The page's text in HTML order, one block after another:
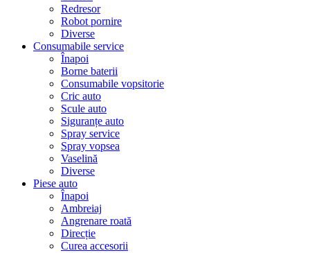
Redresor
Robot pornire
Diverse
Consumabile service
Înapoi
Borne baterii
Consumabile vopsitorie
Cric auto
Scule auto
Siguranțe auto
Spray service
Spray vopsea
Vaselină
Diverse
Piese auto
Înapoi
Ambreiaj
Angrenare roată
Direcție
Curea accesorii